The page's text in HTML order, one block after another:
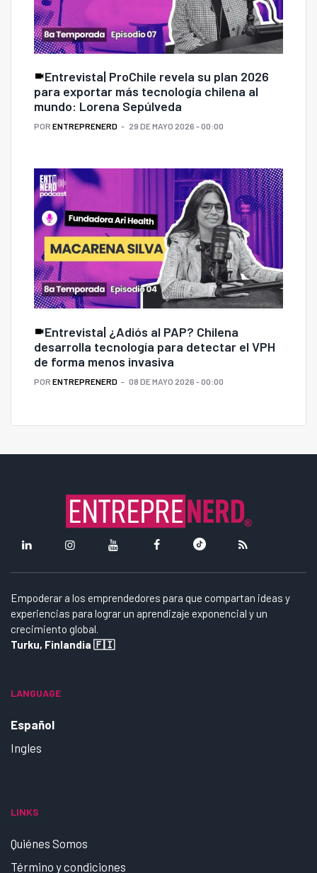
Entrevista| ProChile revela su plan 2026
para exportar más tecnología chilena al
mundo: Lorena Sepúlveda
POR ENTREPRENERD 29 DE MAYO 2026 - 00:00
Entrevista| ¿Adiós al PAP? Chilena
desarrolla tecnología para detectar el VPH
de forma menos invasiva
POR ENTREPRENERD 08 DE MAYO 2026 - 00:00
Empoderar a los emprendedores para que compartan ideas y
experiencias para lograr un aprendizaje exponencial y un
crecimiento global.
Turku, Finlandia 🇫🇮
LANGUAGE
Español
Ingles
LINKS
Quiénes Somos
Término y condiciones